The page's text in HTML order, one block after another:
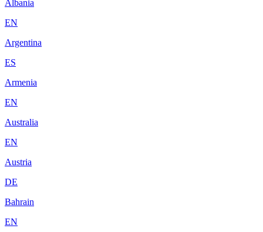
Albania
EN
Argentina
ES
Armenia
EN
Australia
EN
Austria
DE
Bahrain
EN